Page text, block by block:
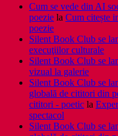
Cum se vede din AI
poezie la Cum citește
poezie
Silent Book Club se
execuţiilor culturale
Silent Book Club se
vizual la galerie
Silent Book Club se
globală de cititori din
cititori - poetic la
spectacol
Silent Book Club se